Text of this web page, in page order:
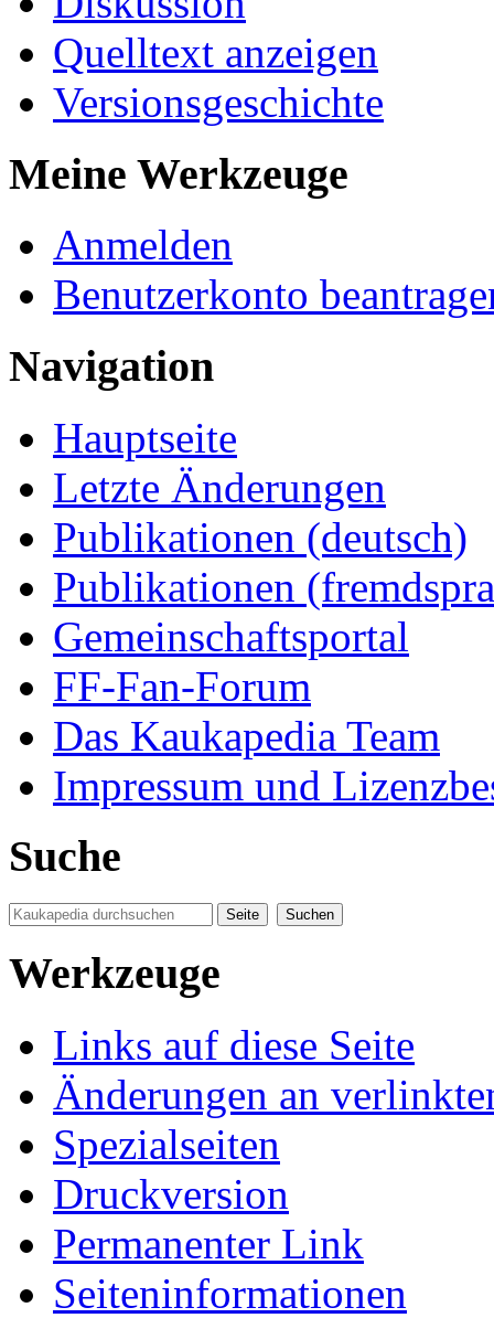
Quelltext anzeigen
Versionsgeschichte
Meine Werkzeuge
Anmelden
Benutzerkonto
Navigation
Hauptseite
Letzte Änderungen
Publikationen (deutsch)
Publikationen
Gemeinschaftsportal
FF-Fan-Forum
Das Kaukapedia Team
Impressum und
Suche
Werkzeuge
Links auf diese Seite
Änderungen an
Spezialseiten
Druckversion
Permanenter Link
Seiten­informationen